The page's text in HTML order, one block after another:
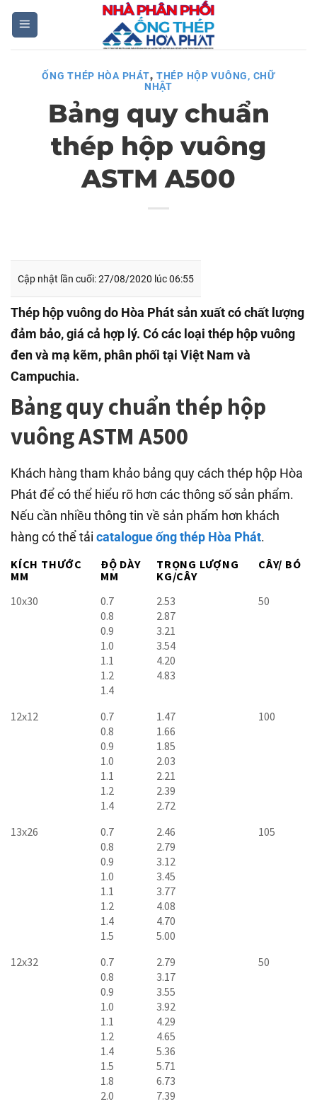
Skip
content
ỐNG THÉP HÒA PHÁT, THÉP HỘP VUÔNG, CHỮ
NHẬT
Bảng quy chuẩn
thép hộp vuông
ASTM A500
Cập nhật lần cuối: 27/08/2020 lúc 06:55
Thép hộp vuông do Hòa Phát sản xuất có chất lượng
đảm bảo, giá cả hợp lý. Có các loại thép hộp vuông
đen và mạ kẽm, phân phối tại Việt Nam và
Campuchia.
Bảng quy chuẩn thép hộp
vuông ASTM A500
Khách hàng tham khảo bảng quy cách thép hộp Hòa
Phát để có thể hiểu rõ hơn các thông số sản phẩm.
Nếu cần nhiều thông tin về sản phẩm hơn khách
hàng có thể tải catalogue ống thép Hòa Phát.
KÍCH THƯỚC
MM
ĐỘ DÀY
MM
TRỌNG LƯỢNG
KG/CÂY
CÂY/ BÓ
10x30
0.7
0.8
0.9
1.0
1.1
1.2
1.4
2.53
2.87
3.21
3.54
4.20
4.83
50
12x12
0.7
0.8
0.9
1.0
1.1
1.2
1.4
1.47
1.66
1.85
2.03
2.21
2.39
2.72
100
13x26
0.7
0.8
0.9
1.0
1.1
1.2
1.4
1.5
2.46
2.79
3.12
3.45
3.77
4.08
4.70
5.00
105
12x32
0.7
0.8
0.9
1.0
1.1
1.2
1.4
1.5
1.8
2.0
2.79
3.17
3.55
3.92
4.29
4.65
5.36
5.71
6.73
7.39
50